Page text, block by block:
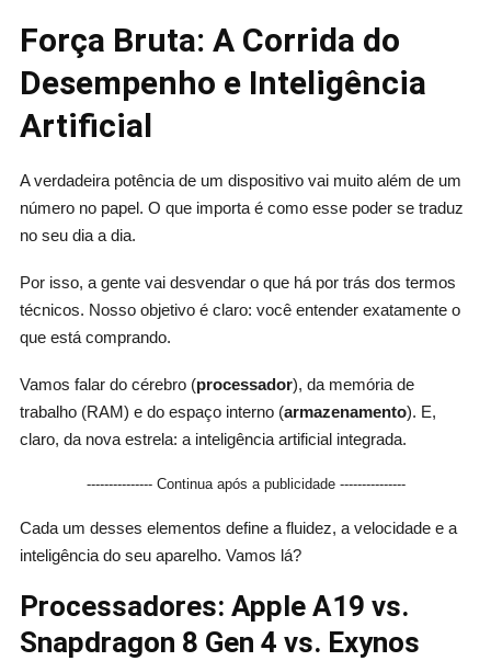
Força Bruta: A Corrida do
Desempenho e Inteligência
Artificial
A verdadeira potência de um dispositivo vai muito além de um
número no papel. O que importa é como esse poder se traduz
no seu dia a dia.
Por isso, a gente vai desvendar o que há por trás dos termos
técnicos. Nosso objetivo é claro: você entender exatamente o
que está comprando.
Vamos falar do cérebro (processador), da memória de
trabalho (RAM) e do espaço interno (armazenamento). E,
claro, da nova estrela: a inteligência artificial integrada.
--------------- Continua após a publicidade ---------------
Cada um desses elementos define a fluidez, a velocidade e a
inteligência do seu aparelho. Vamos lá?
Processadores: Apple A19 vs.
Snapdragon 8 Gen 4 vs. Exynos